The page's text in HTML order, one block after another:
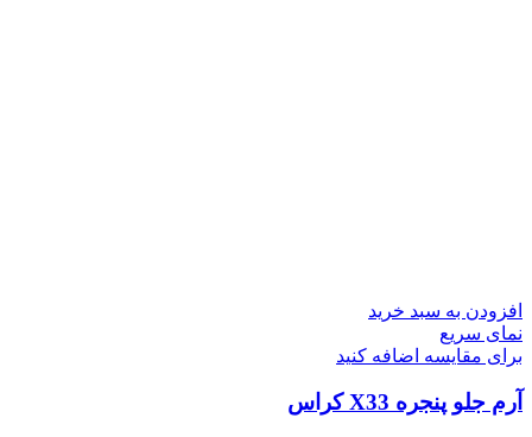
افزودن به سبد خرید
نمای سریع
برای مقایسه اضافه کنید
آرم جلو پنجره X33 کراس